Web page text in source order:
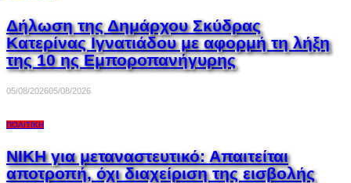
Δήλωση της Δημάρχου Σκύδρας
Κατερίνας Ιγνατιάδου με αφορμή τη λήξη
της 10 ης Εμποροπανήγυρης
05/08/202605/08/2026
ΠΟΛΙΤΙΚΉ
ΝΙΚΗ για μεταναστευτικό: Απαιτείται
αποτροπή, όχι διαχείριση της εισβολής